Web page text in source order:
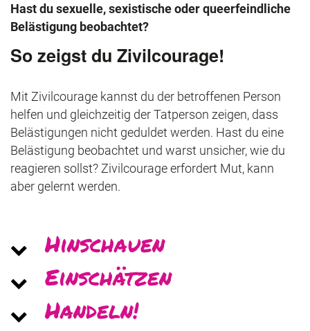
Hast dusexuelle, sexistische oder queerfeindliche
Belästigung beobachtet?
So zeigst du Zivilcourage!
Mit Zivilcourage kannst du der betroffenen Person
helfen und gleichzeitig der Tatperson zeigen, dass
Belästigungen nicht geduldet werden. Hast du eine
Belästigung beobachtet und warst unsicher, wie du
reagieren sollst? Zivilcourage erfordert Mut, kann
aber gelernt werden.
Hin­schau­en
Ein­schät­zen
Han­deln!